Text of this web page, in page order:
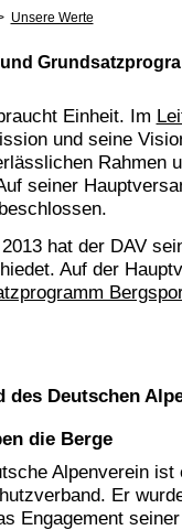
Unsere Werte
Einheit. Im
und seine
Rahmen
seiner
hat der DAV
Auf der
des Deutschen
die Berge
Alpenverein
Er
Engagement